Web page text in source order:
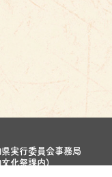
実行委員会事務局
文化祭課内)